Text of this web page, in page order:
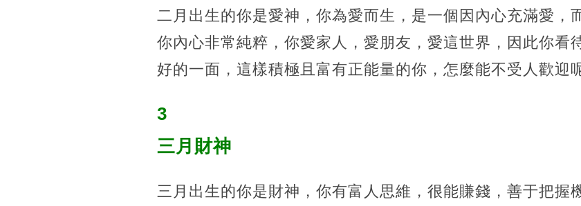
二月出生的你是愛神，你為愛而生，是一個因內心充滿愛，
你內心非常純粹，你愛家人，愛朋友，愛這世界，因此你看
好的一面，這樣積極且富有正能量的你，怎麼能不受人歡迎
3
三月財神
三月出生的你是財神，你有富人思維，很能賺錢，善于把握